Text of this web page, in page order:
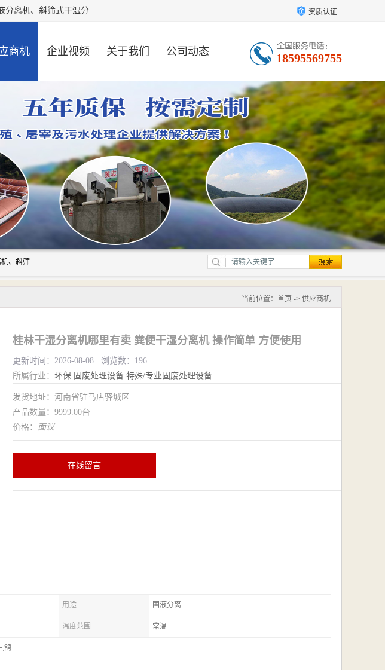
河南精拓环保设备有限公司（咨询电话：18595569755），主营产品：水力筛式固液分离机、水切式固液分离机、斜筛式干湿分离机、养猪场固液分离机、斜筛式固液分离机、屠宰场固液分离机、猪场干湿分离机等。公司从事固液分离设备及配套沼气池的研发、设计、销售与施工，并提供污水处理整体解决方案。 资质认证
商机 企业视频 关于我们 公司动态 18595569755
河南精拓环保设备有限公司（咨询电话：18595569755），主营产品：水力筛式固液分离机、水切式固液分离机、斜筛式干湿分离机、养猪场固液分离机、斜筛式固液分离机、屠宰场固液分离机、猪场干湿分离机等。公司从事固液分离设备及配套沼气池的研发、设计、销售与施工，并提供污水处理整体解决方案。
当前位置： 首页 -> 供应商机
桂林干湿分离机哪里有卖 粪便干湿分离机 操作简单 方便使用
更新时间：2026-08-08 浏览数：196
所属行业： 环保 固废处理设备 特殊/专业固废处理设备
发货地址：河南省驻马店驿城区
产品数量：9999.00台
价格： 面议
在线留言
用途 固液分离
温度范围 常温
,鸽